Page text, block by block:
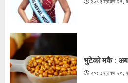
2
भुटेको मकै : अब
ज्येष्ठ
२०८३ श्रावण २१,
भुटेको मकै : अब
२०८३ श्रावण २०,